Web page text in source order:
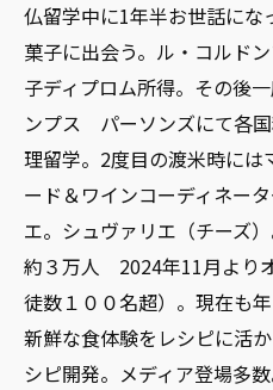
仏留学中に1年半お世話に
菓子に出会う。ル・コルド
子ディプロム所得。その後
ンプス パーソンズにて各
理留学。2度目の渡米時には
ード＆ワインコーディネー
エ。シュヴァリエ（チーズ
約３万人 2024年11月より
徒数１００名超）。現在も
新鮮な食体験をレシピに活
シピ開発。メディア登場多数